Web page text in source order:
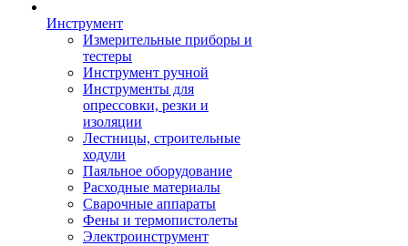
Инструмент
Измерительные приборы и
тестеры
Инструмент ручной
Инструменты для
опрессовки, резки и
изоляции
Лестницы, строительные
ходули
Паяльное оборудование
Расходные материалы
Сварочные аппараты
Фены и термопистолеты
Электроинструмент